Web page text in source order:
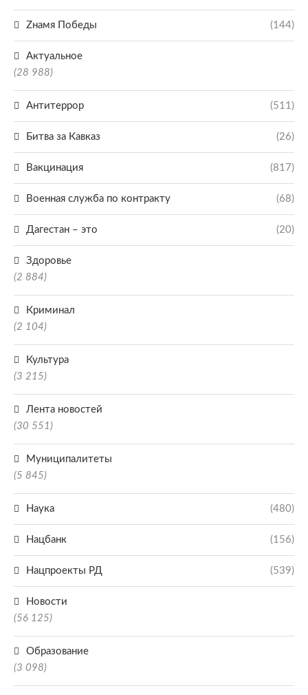
Zнамя Победы (144)
Актуальное
(28 988)
Антитеррор (511)
Битва за Кавказ (26)
Вакцинация (817)
Военная служба по контракту (68)
Дагестан – это (20)
Здоровье
(2 884)
Криминал
(2 104)
Культура
(3 215)
Лента новостей
(30 551)
Муниципалитеты
(5 845)
Наука (480)
Нацбанк (156)
Нацпроекты РД (539)
Новости
(56 125)
Образование
(3 098)